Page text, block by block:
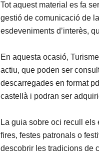
Tot aquest material es fa
gestió de comunicació de
esdeveniments d’interès,
En aquesta ocasió,
actiu, que poden ser
descarregades en format
castellà i podran ser
La guia sobre oci recull
fires, festes patronals o
descobrir les tradicions de